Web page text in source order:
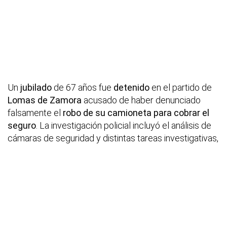
Un jubilado de 67 años fue detenido en el partido de
Lomas de Zamora acusado de haber denunciado
falsamente el robo de su camioneta para cobrar el
seguro. La investigación policial incluyó el análisis de
cámaras de seguridad y distintas tareas investigativas,